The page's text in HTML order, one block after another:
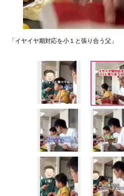
「イヤイヤ期対応を小１と張り合う父」